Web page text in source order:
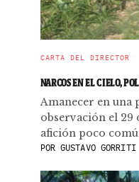
CARTA DEL DIRECTOR
NARCOS EN EL CIELO,
Amanecer en una
observación el 29
afición poco
POR GUSTAVO GORRITI